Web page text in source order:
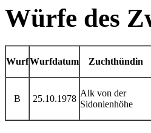
Würfe des
WurfWurfdatum Zuchthündin
B 25.10.1978
Alk von der
Sidonienhöhe